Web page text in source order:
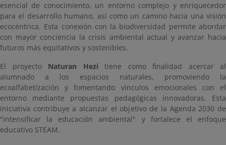
esencial de conocimiento, un entorno complejo y enriquecedor
para el desarrollo humano, así como un camino hacia una visión
ecocéntrica. Esta conexión con la biodiversidad permite abordar
con mayor conciencia la crisis ambiental actual y avanzar hacia
futuros más equitativos y sostenibles.
El proyecto Naturan Hezi tiene como finalidad acercar al
alumnado a los espacios naturales, promoviendo la
ecoalfabetización y fomentando vínculos emocionales con el
entorno mediante propuestas pedagógicas innovadoras. Esta
iniciativa contribuye a alcanzar el objetivo de la Agenda 2030 de
"intensificar la educación ambiental" y fortalece el enfoque
educativo STEAM.